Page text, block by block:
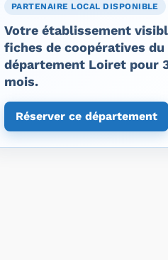
PARTENAIRE LOCAL DISPONIBLE
Votre établissement
fiches de coopératives du
département Loiret pour
mois.
Réserver ce département